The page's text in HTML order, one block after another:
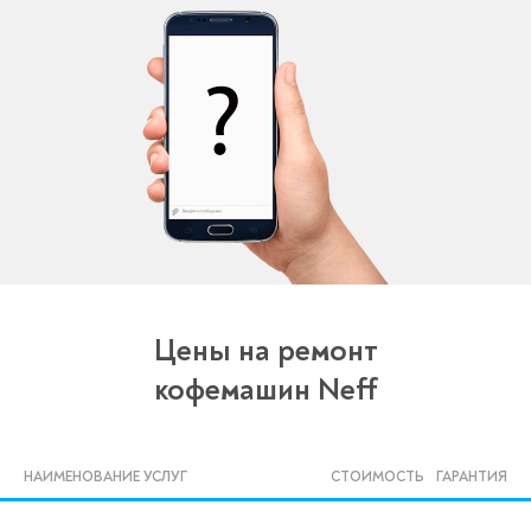
Цены на ремонт
кофемашин Neff
НАИМЕНОВАНИЕ УСЛУГ СТОИМОСТЬ ГАРАНТИЯ